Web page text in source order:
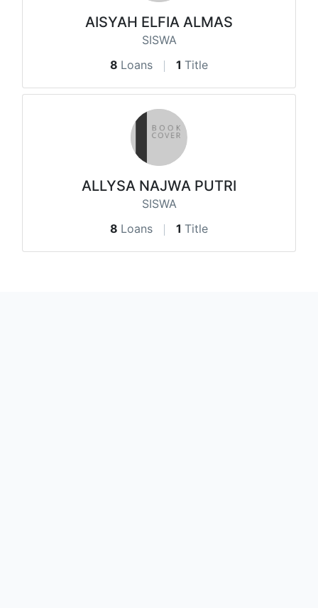
AISYAH ELFIA ALMAS
SISWA
8 Loans 1 Title
ALLYSA NAJWA PUTRI
SISWA
8 Loans 1 Title